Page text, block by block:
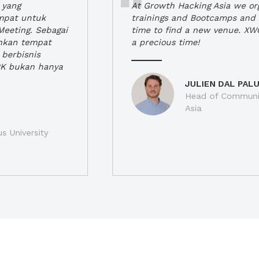
untuk
Sebagai
tempat
berbisnis
bukan hanya
University
At Growth Hacking Asia we
trainings and Bootcamps
time to find a new venue.
a precious time!
JULIEN DAL PALU
Head of
Asia